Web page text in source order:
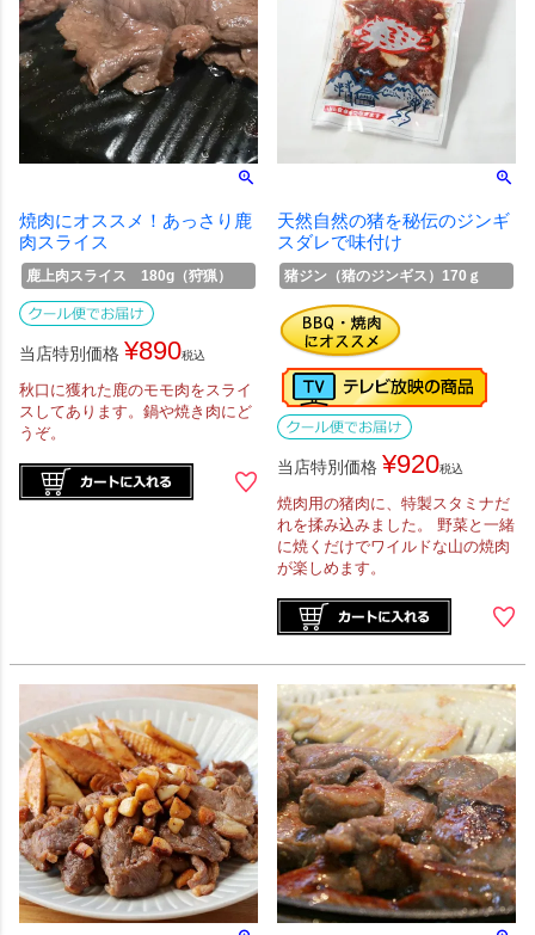
焼肉にオススメ！あっさり鹿
肉スライス
鹿上肉スライス 180g（狩猟）
当店特別価格 ¥890税込
秋口に獲れた鹿のモモ肉をスライ
スしてあります。鍋や焼き肉にど
うぞ。
天然自然の猪を秘伝のジンギ
スダレで味付け
猪ジン（猪のジンギス）170ｇ
当店特別価格 ¥920税込
焼肉用の猪肉に、特製スタミナだ
れを揉み込みました。 野菜と一緒
に焼くだけでワイルドな山の焼肉
が楽しめます。